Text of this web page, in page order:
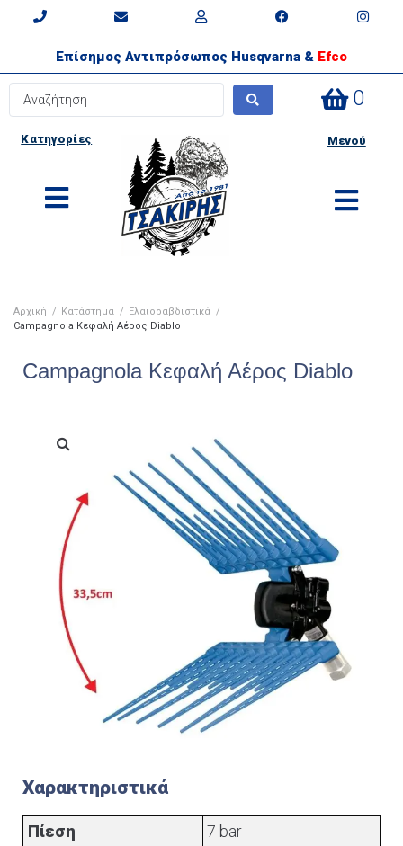
Επίσημος Αντιπρόσωπος Husqvarna & Efco
0
Κατηγορίες Μενού
Αρχική / Κατάστημα / Ελαιοραβδιστικά /
Campagnola Κεφαλή Αέρος Diablo
Campagnola Κεφαλή Αέρος Diablo
Χαρακτηριστικά
Πίεση
7 bar